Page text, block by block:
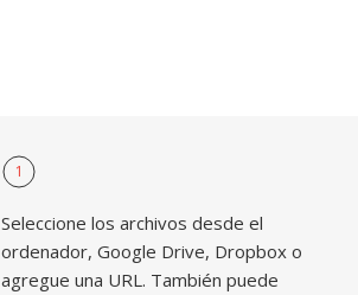
1
Seleccione los archivos desde el
ordenador, Google Drive, Dropbox o
agregue una URL. También puede